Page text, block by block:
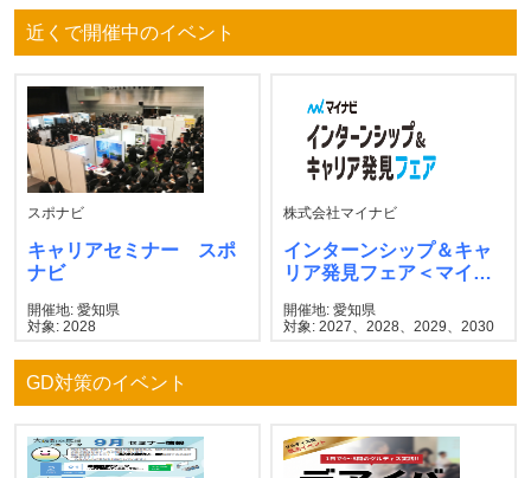
近くで開催中のイベント
スポナビ
キャリアセミナー スポ
ナビ
開催地: 愛知県
対象: 2028
株式会社マイナビ
インターンシップ＆キャ
リア発見フェア＜マイナ
開催地: 愛知県
対象: 2027、2028、2029、2030
GD対策のイベント